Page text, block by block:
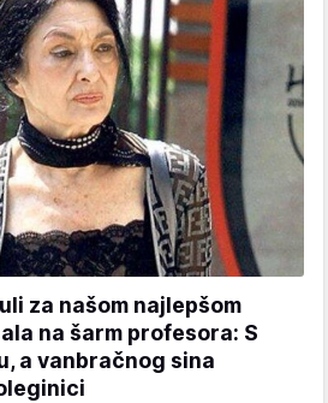
za našom najlepšom
na šarm profesora: S
a vanbračnog sina